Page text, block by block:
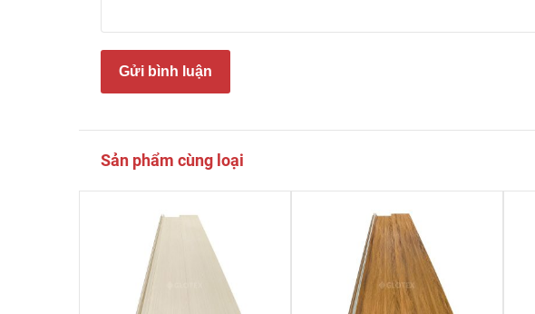
Gửi bình luận
Sản phẩm cùng loại